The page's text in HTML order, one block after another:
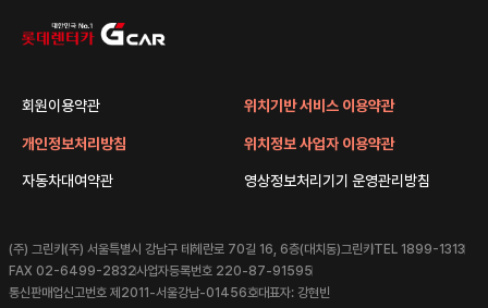
회원이용약관
개인정보처리방침
자동차대여약관
위치기반 서비스 이용약관
위치정보 사업자 이용약관
영상정보처리기기 운영관리방침
(주) 그린카 (주) 서울특별시 강남구 테헤란로 70길 16, 6층(대치동)그린카 TEL 1899-1313
FAX 02-6499-2832사업자등록번호 220-87-91595
통신판매업신고번호 제2011-서울강남-01456호대표자: 강현빈